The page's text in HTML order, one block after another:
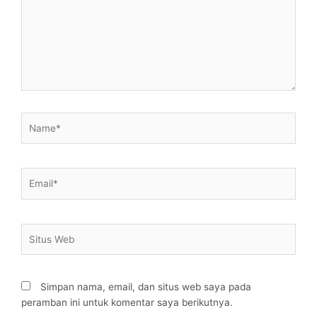
Web
Simpan nama, email, dan situs web saya pada
peramban ini untuk komentar saya berikutnya.